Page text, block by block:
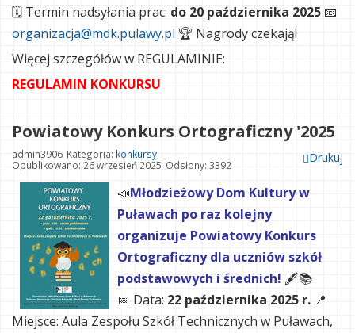
🗓 Termin nadsyłania prac: do 20 października 2025 📧
organizacja@mdk.pulawy.pl 🏆 Nagrody czekają!
Więcej szczegółów w REGULAMINIE:
REGULAMIN KONKURSU
Powiatowy Konkurs Ortograficzny '2025
Drukuj
admin3906 Kategoria: konkursy
Opublikowano: 26 wrzesień 2025 Odsłony: 3392
📣Młodzieżowy Dom Kultury w
Puławach po raz kolejny
organizuje Powiatowy Konkurs
Ortograficzny dla uczniów szkół
podstawowych i średnich! 🖋️📚
📅 Data: 22 października 2025 r. 📍
Miejsce: Aula Zespołu Szkół Technicznych w Puławach,